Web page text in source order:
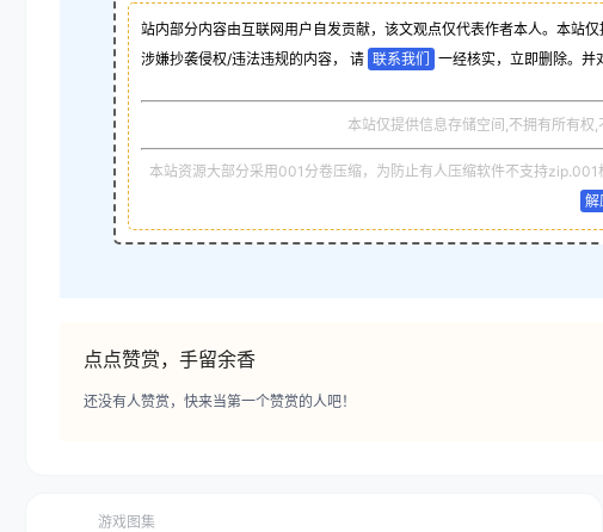
站内部分内容由互联网用户自发贡献，该文观点仅代表作者本人。本站
涉嫌抄袭侵权/违法违规的内容， 请 联系我们 一经核实，立即删除。并
本站仅提供信息存储空间,不拥有所有权
本站资源大部分采用001分卷压缩，为防止有人压缩软件不支持
解
点点赞赏，手留余香
还没有人赞赏，快来当第一个赞赏的人吧！
游戏图集